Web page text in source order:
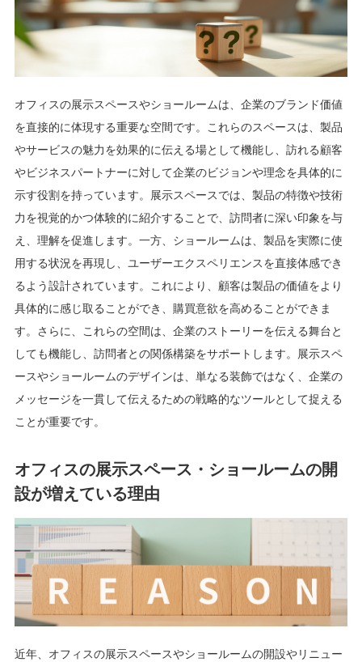
オフィスの展示スペースやショールームは、企業のブランド価値
を直接的に体現する重要な空間です。これらのスペースは、製品
やサービスの魅力を効果的に伝える場として機能し、訪れる顧客
やビジネスパートナーに対して企業のビジョンや理念を具体的に
示す役割を持っています。展示スペースでは、製品の特徴や技術
力を視覚的かつ体験的に紹介することで、訪問者に深い印象を与
え、理解を促進します。一方、ショールームは、製品を実際に使
用する状況を再現し、ユーザーエクスペリエンスを直接体感でき
るよう設計されています。これにより、顧客は製品の価値をより
具体的に感じ取ることができ、購買意欲を高めることができま
す。さらに、これらの空間は、企業のストーリーを伝える舞台と
しても機能し、訪問者との関係構築をサポートします。展示スペ
ースやショールームのデザインは、単なる装飾ではなく、企業の
メッセージを一貫して伝えるための戦略的なツールとして捉える
ことが重要です。
オフィスの展示スペース・ショールームの開
設が増えている理由
近年、オフィスの展示スペースやショールームの開設やリニュー